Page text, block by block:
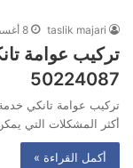
taslik majari 8 أغسطس، 2024
50224087
أكثر المشكلات التي
أكمل القراءة »